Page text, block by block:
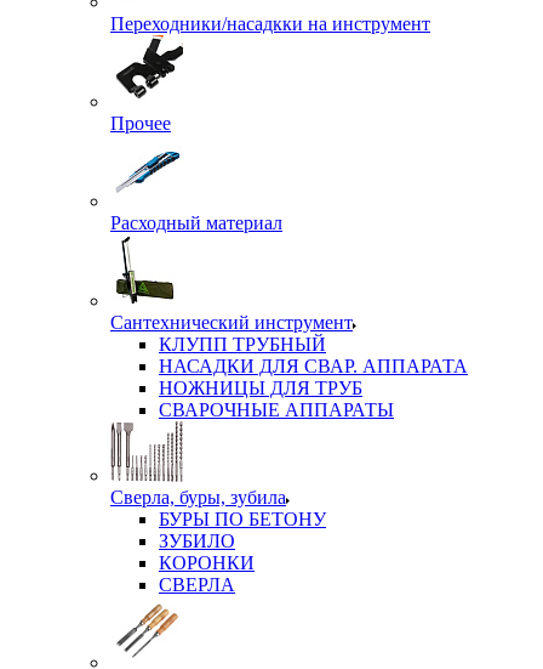
Переходники/насадкки на инструмент
Прочее
Расходный материал
Сантехнический инструмент
КЛУПП ТРУБНЫЙ
НАСАДКИ ДЛЯ СВАР. АППАРАТА
НОЖНИЦЫ ДЛЯ ТРУБ
СВАРОЧНЫЕ АППАРАТЫ
Сверла, буры, зубила
БУРЫ ПО БЕТОНУ
ЗУБИЛО
КОРОНКИ
СВЕРЛА